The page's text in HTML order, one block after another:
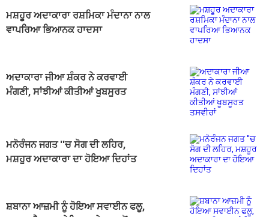
ਮਸ਼ਹੂਰ ਅਦਾਕਾਰਾ ਰਸ਼ਮਿਕਾ ਮੰਦਾਨਾ ਨਾਲ
ਵਾਪਰਿਆ ਭਿਆਨਕ ਹਾਦਸਾ
ਅਦਾਕਾਰਾ ਜੀਆ ਸ਼ੰਕਰ ਨੇ ਕਰਵਾਈ
ਮੰਗਣੀ, ਸਾਂਝੀਆਂ ਕੀਤੀਆਂ ਖੂਬਸੂਰਤ
ਮਨੋਰੰਜਨ ਜਗਤ ''ਚ ਸੋਗ ਦੀ ਲਹਿਰ,
ਮਸ਼ਹੂਰ ਅਦਾਕਾਰਾ ਦਾ ਹੋਇਆ ਦਿਹਾਂਤ
ਸ਼ਬਾਨਾ ਆਜ਼ਮੀ ਨੂੰ ਹੋਇਆ ਸਵਾਈਨ ਫਲੂ,